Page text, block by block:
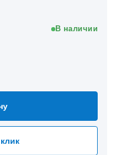
В наличии